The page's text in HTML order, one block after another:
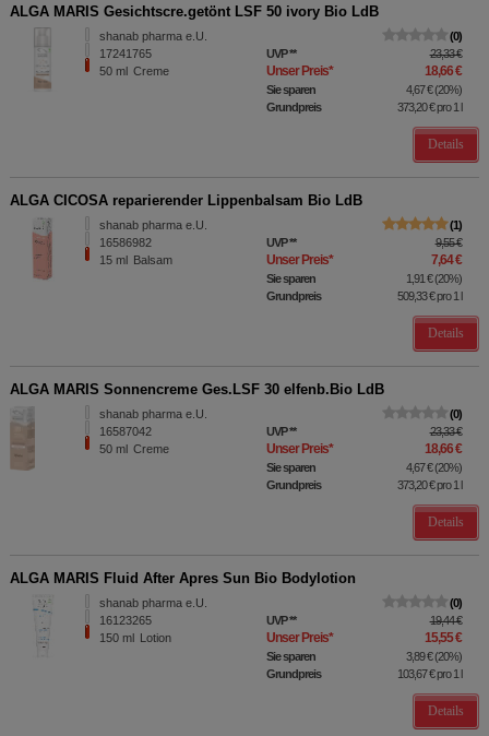
ALGA MARIS Gesichtscre.getönt LSF 50 ivory Bio LdB
shanab pharma e.U.
17241765
50 ml Creme
0
UVP** 23,33 €
Unser Preis* 18,66 €
Sie sparen 4,67 €(20%)
Grundpreis
373,20 €pro 1 l
Details
ALGA CICOSA reparierender Lippenbalsam Bio LdB
shanab pharma e.U.
16586982
15 ml Balsam
1
UVP** 9,55 €
Unser Preis* 7,64 €
Sie sparen 1,91 €(20%)
Grundpreis
509,33 €pro 1 l
Details
ALGA MARIS Sonnencreme Ges.LSF 30 elfenb.Bio LdB
shanab pharma e.U.
16587042
50 ml Creme
0
UVP** 23,33 €
Unser Preis* 18,66 €
Sie sparen 4,67 €(20%)
Grundpreis
373,20 €pro 1 l
Details
ALGA MARIS Fluid After Apres Sun Bio Bodylotion
shanab pharma e.U.
16123265
150 ml Lotion
0
UVP** 19,44 €
Unser Preis* 15,55 €
Sie sparen 3,89 €(20%)
Grundpreis
103,67 €pro 1 l
Details